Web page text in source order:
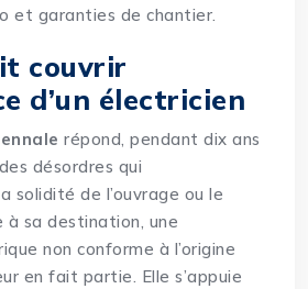
et garanties de chantier.
couvrir
d’un électricien
répond, pendant dix ans
désordres qui
solidité de l’ouvrage ou le
à sa destination, une
non conforme à l’origine
en fait partie. Elle s’appuie